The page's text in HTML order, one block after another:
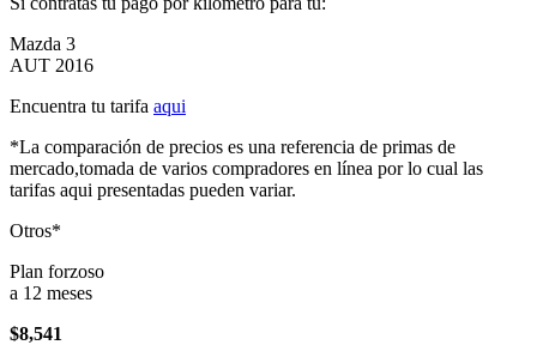
Mazda 3
AUT 2016
Encuentra tu tarifa aqui
*La comparación de precios es una referencia de primas de
mercado,tomada de varios compradores en línea por lo cual las
tarifas aqui presentadas pueden variar.
Otros*
Plan forzoso
a 12 meses
$8,541